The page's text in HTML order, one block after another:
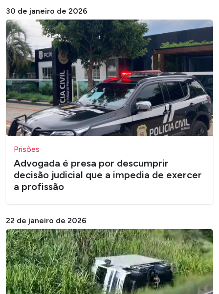
30 de janeiro de 2026
Prisões
Advogada é presa por descumprir
decisão judicial que a impedia de exercer
a profissão
22 de janeiro de 2026